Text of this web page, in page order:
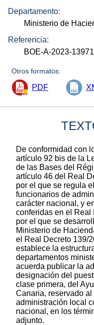
Departamento:
Ministerio de
Referencia:
BOE-A-2023-13971
Otros formatos:
PDF
De conformidad con
artículo 92 bis de la
de las Bases del
artículo 46 del Real
por el que se regula
funcionarios de
carácter nacional, y
conferidas en el Real
por el que se
Ministerio de
el Real Decreto 139/
establece la
departamentos
acuerda publicar la
designación del
clase primera, del
Canaria, reservado
administración local
nacional, en los
adjunto.